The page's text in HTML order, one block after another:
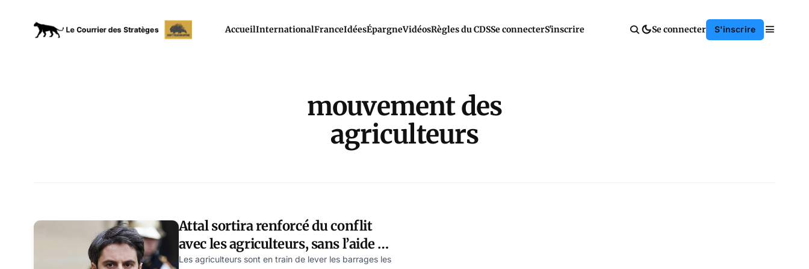
AccueilInternationalFranceIdéesÉpargneVidéosRègles du CDSSe connecterS'inscrire Se connecter S'inscrire
mouvement des
agriculteurs
Attal sortira renforcé du conflit
avec les agriculteurs, sans l’aide de
Macron
Les agriculteurs sont en train de lever les barrages les